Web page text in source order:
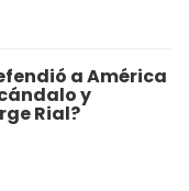
a América
y
Rial?